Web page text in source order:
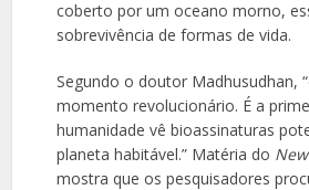
coberto por um oceano morno,
sobrevivência de formas de vida.
Segundo o doutor Madhusudhan,
momento revolucionário. É a
humanidade vê bioassinaturas
planeta habitável.” Matéria do
mostra que os pesquisadores